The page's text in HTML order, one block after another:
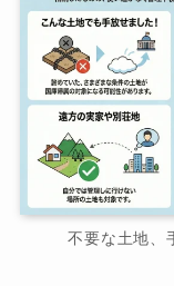
不要な土地、